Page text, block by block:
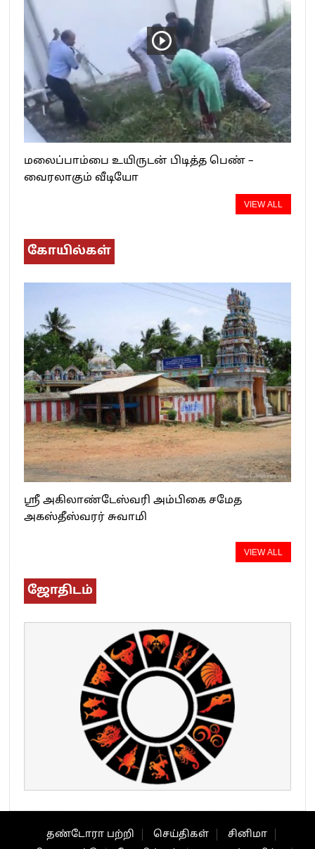
மலைப்பாம்பை உயிருடன் பிடித்த பெண் –
வைரலாகும் வீடியோ
VIEW ALL
கோயில்கள்
ஸ்ரீ அகிலாண்டேஸ்வரி அம்பிகை சமேத
அகஸ்தீஸ்வரர் சுவாமி
VIEW ALL
ஜோதிடம்
தண்டோரா பற்றி செய்திகள்
சினிமா